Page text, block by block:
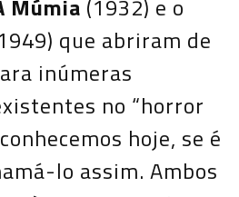
Múmia (1932) e o
que abriram de
inúmeras
no “horror
hoje, se é
lo assim. Ambos